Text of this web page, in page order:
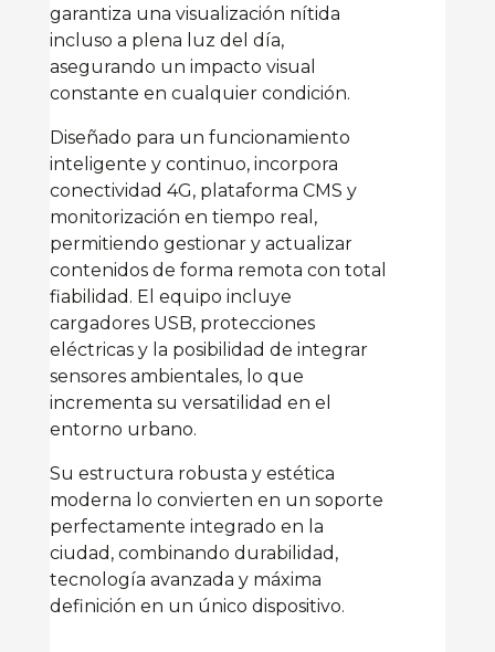
garantiza una visualización nítida
incluso a plena luz del día,
asegurando un impacto visual
constante en cualquier condición.
Diseñado para un funcionamiento
inteligente y continuo, incorpora
conectividad 4G, plataforma CMS y
monitorización en tiempo real,
permitiendo gestionar y actualizar
contenidos de forma remota con total
fiabilidad. El equipo incluye
cargadores USB, protecciones
eléctricas y la posibilidad de integrar
sensores ambientales, lo que
incrementa su versatilidad en el
entorno urbano.
Su estructura robusta y estética
moderna lo convierten en un soporte
perfectamente integrado en la
ciudad, combinando durabilidad,
tecnología avanzada y máxima
definición en un único dispositivo.